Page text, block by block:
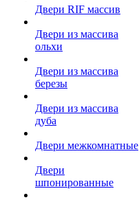
Двери RIF массив
Двери из массива
ольхи
Двери из массива
березы
Двери из массива
дуба
Двери межкомнатные
Двери
шпонированные